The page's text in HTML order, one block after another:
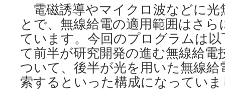
電磁誘導やマイクロ波などに光
とで、無線給電の適用範囲はさ
ています。今回のプログラムは
て前半が研究開発の進む無線給電
ついて、後半が光を用いた無線
索するといった構成になってい